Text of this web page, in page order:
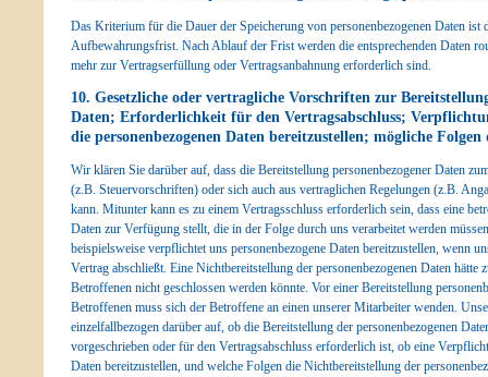
Das Kriterium für die Dauer der Speicherung von personenbezogenen Daten ist
Aufbewahrungsfrist. Nach Ablauf der Frist werden die entsprechenden Daten
mehr zur Vertragserfüllung oder Vertragsanbahnung erforderlich sind.
10. Gesetzliche oder vertragliche Vorschriften zur
Daten; Erforderlichkeit für den Vertragsabschluss;
die personenbezogenen Daten bereitzustellen; mögliche
Wir klären Sie darüber auf, dass die Bereitstellung personenbezogener Daten
(z.B. Steuervorschriften) oder sich auch aus vertraglichen Regelungen (z.B.
kann. Mitunter kann es zu einem Vertragsschluss erforderlich sein, dass eine
Daten zur Verfügung stellt, die in der Folge durch uns verarbeitet werden
beispielsweise verpflichtet uns personenbezogene Daten bereitzustellen, wenn
Vertrag abschließt. Eine Nichtbereitstellung der personenbezogenen Daten hätte
Betroffenen nicht geschlossen werden könnte. Vor einer Bereitstellung
Betroffenen muss sich der Betroffene an einen unserer Mitarbeiter wenden.
einzelfallbezogen darüber auf, ob die Bereitstellung der personenbezogenen
vorgeschrieben oder für den Vertragsabschluss erforderlich ist, ob eine
Daten bereitzustellen, und welche Folgen die Nichtbereitstellung der